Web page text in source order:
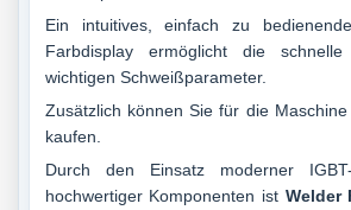
Ein intuitives, einfach zu
Farbdisplay ermöglicht die
wichtigen Schweißparameter.
Zusätzlich können Sie für die Maschine
kaufen.
Durch den Einsatz moderner
hochwertiger Komponenten ist Welder